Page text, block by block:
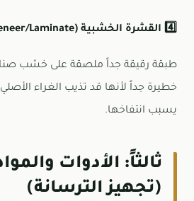
4️⃣ القشرة الخشبية (Veneer/Laminate)
طبقة رقيقة جداً ملصقة على خشب
خطيرة جداً لأنها قد تذيب الغراء
يسبب انتفاخها.
ثالثاً: الأدوات
(تجهيز الترسانة)